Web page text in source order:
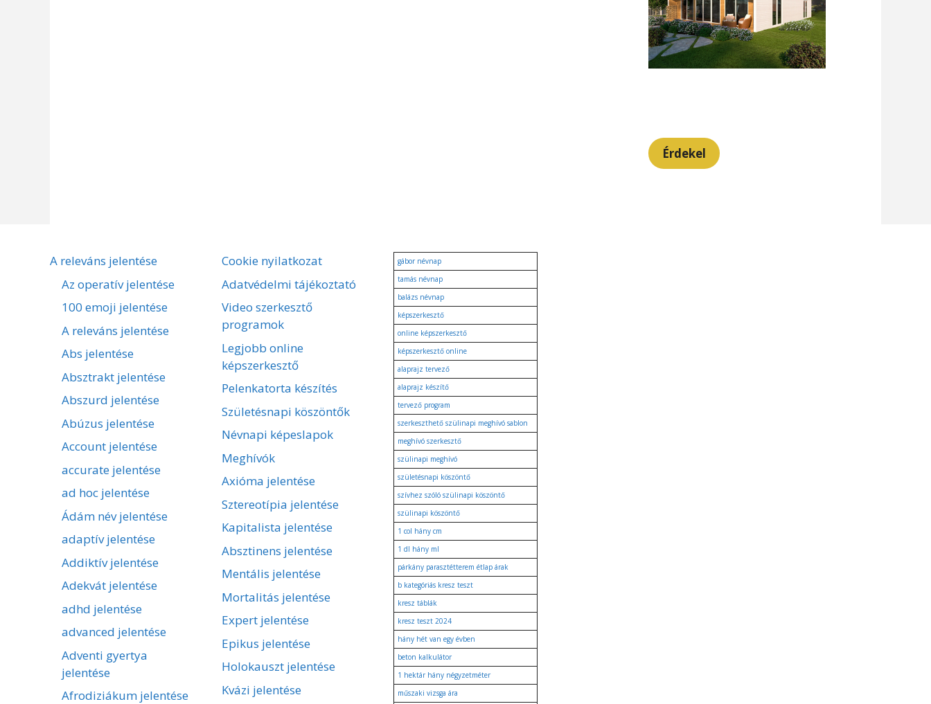
Érdekel
A releváns jelentése
Az operatív jelentése
100 emoji jelentése
A releváns jelentése
Abs jelentése
Absztrakt jelentése
Abszurd jelentése
Abúzus jelentése
Account jelentése
accurate jelentése
ad hoc jelentése
Ádám név jelentése
adaptív jelentése
Addiktív jelentése
Adekvát jelentése
adhd jelentése
advanced jelentése
Adventi gyertya
jelentése
Afrodiziákum jelentése
Cookie nyilatkozat
Adatvédelmi tájékoztató
Video szerkesztő
programok
Legjobb online
képszerkesztő
Pelenkatorta készítés
Születésnapi köszöntők
Névnapi képeslapok
Meghívók
Axióma jelentése
Sztereotípia jelentése
Kapitalista jelentése
Absztinens jelentése
Mentális jelentése
Mortalitás jelentése
Expert jelentése
Epikus jelentése
Holokauszt jelentése
Kvázi jelentése
gábor névnap
tamás névnap
balázs névnap
képszerkesztő
online képszerkesztő
képszerkesztő online
alaprajz tervező
alaprajz készítő
tervező program
szerkeszthető szülinapi meghívó sablon
meghívó szerkesztő
szülinapi meghívó
születésnapi köszöntő
szívhez szóló szülinapi köszöntő
szülinapi köszöntő
1 col hány cm
1 dl hány ml
párkány parasztétterem étlap árak
b kategóriás kresz teszt
kresz táblák
kresz teszt 2024
hány hét van egy évben
beton kalkulátor
1 hektár hány négyzetméter
műszaki vizsga ára